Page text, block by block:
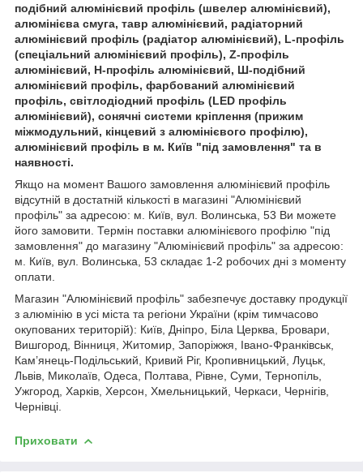
подібний алюмінієвий профіль (швелер алюмінієвий),
алюмінієва смуга, тавр алюмінієвий, радіаторний
алюмінієвий профіль (радіатор алюмінієвий), L-профіль
(спеціальний алюмінієвий профіль), Z-профіль
алюмінієвий, H-профіль алюмінієвий, Ш-подібний
алюмінієвий профіль, фарбований алюмінієвий
профіль, світлодіодний профіль (LED профіль
алюмінієвий), сонячні системи кріплення (прижим
міжмодульний, кінцевий з алюмінієвого профілю),
алюмінієвий профіль в м. Київ "під замовлення" та в
наявності.
Якщо на момент Вашого замовлення алюмінієвий профіль
відсутній в достатній кількості в магазині "Алюмінієвий
профіль" за адресою: м. Київ, вул. Волинська, 53 Ви можете
його замовити. Термін поставки алюмінієвого профілю "під
замовлення" до магазину "Алюмінієвий профіль" за адресою:
м. Київ, вул. Волинська, 53 складає 1-2 робочих дні з моменту
оплати.
Магазин "Алюмінієвий профіль" забезпечує доставку продукції
з алюмінію в усі міста та регіони України (крім тимчасово
окупованих територій): Київ, Дніпро, Біла Церква, Бровари,
Вишгород, Вінниця, Житомир, Запоріжжя, Івано-Франківськ,
Кам’янець-Подільський, Кривий Ріг, Кропивницький, Луцьк,
Львів, Миколаїв, Одеса, Полтава, Рівне, Суми, Тернопіль,
Ужгород, Харків, Херсон, Хмельницький, Черкаси, Чернігів,
Чернівці.
Приховати